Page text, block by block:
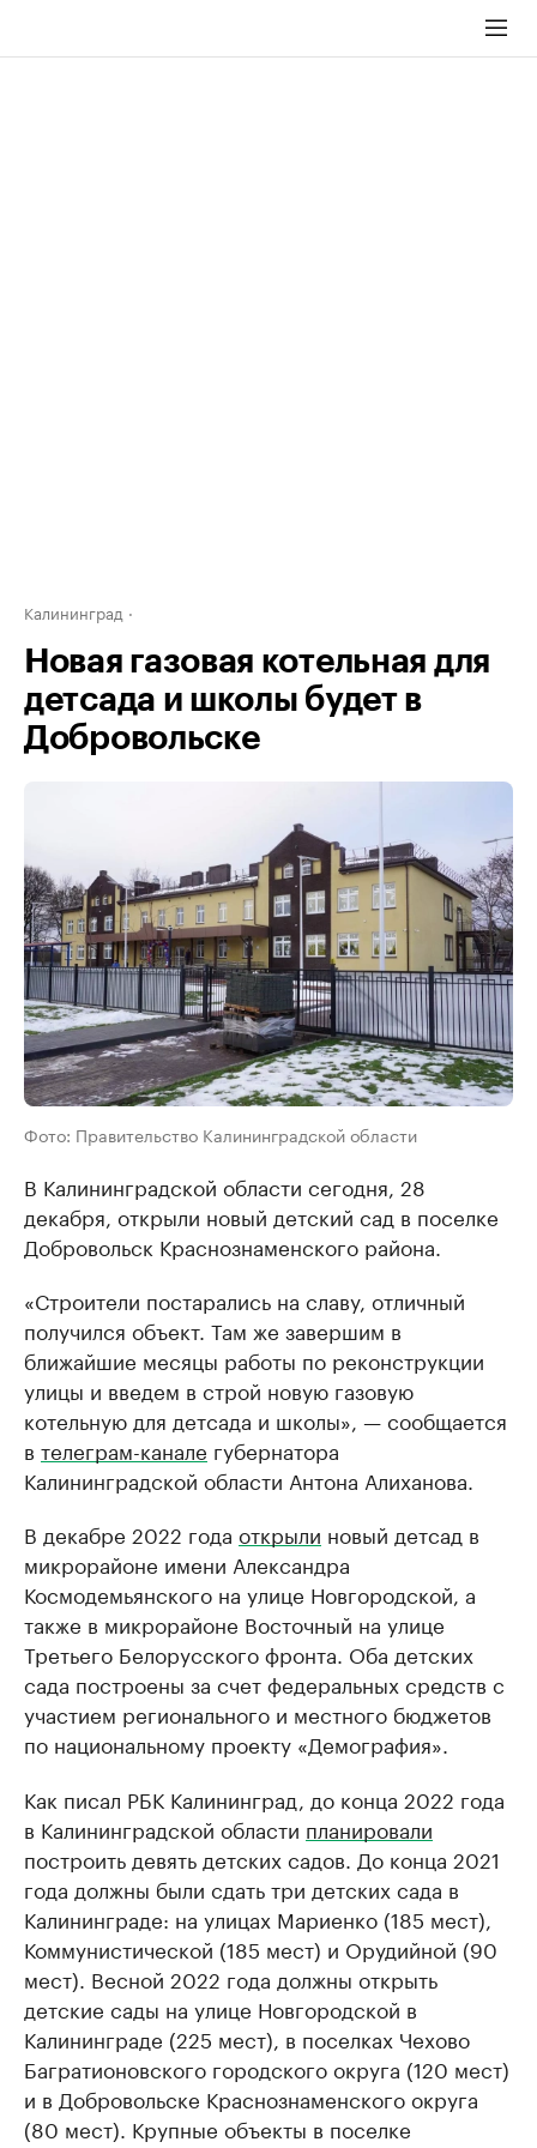
Калининград
Новая газовая котельная для
детсада и школы будет в
Добровольске
Фото: Правительство Калининградской области
В Калининградской области сегодня, 28
декабря, открыли новый детский сад в поселке
Добровольск Краснознаменского района.
«Строители постарались на славу, отличный
получился объект. Там же завершим в
ближайшие месяцы работы по реконструкции
улицы и введем в строй новую газовую
котельную для детсада и школы», — сообщается
в телеграм-канале губернатора
Калининградской области Антона Алиханова.
В декабре 2022 года открыли новый детсад в
микрорайоне имени Александра
Космодемьянского на улице Новгородской, а
также в микрорайоне Восточный на улице
Третьего Белорусского фронта. Оба детских
сада построены за счет федеральных средств с
участием регионального и местного бюджетов
по национальному проекту «Демография».
Как писал РБК Калининград, до конца 2022 года
в Калининградской области планировали
построить девять детских садов. До конца 2021
года должны были сдать три детских сада в
Калининграде: на улицах Мариенко (185 мест),
Коммунистической (185 мест) и Орудийной (90
мест). Весной 2022 года должны открыть
детские сады на улице Новгородской в
Калининграде (225 мест), в поселках Чехово
Багратионовского городского округа (120 мест)
и в Добровольске Краснознаменского округа
(80 мест). Крупные объекты в поселке